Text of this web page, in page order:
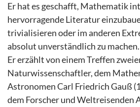
Er hat es geschafft, Mathematik
hervorragende Literatur
trivialisieren oder im anderen
absolut unverständlich zu machen.
Er erzählt von einem Treffen
Naturwissenschaftler, dem
Astronomen Carl Friedrich Gauß
dem Forscher und Weltreisenden